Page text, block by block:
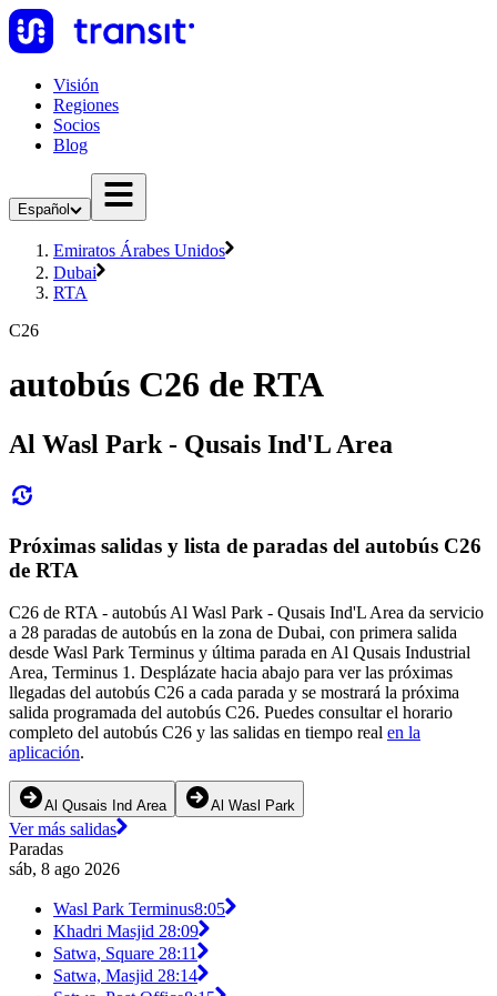
Visión
Regiones
Socios
Blog
Español
Emiratos Árabes Unidos
Dubai
RTA
C26
autobús C26 de RTA
Al Wasl Park - Qusais Ind'L Area
Próximas salidas y lista de paradas del autobús C26
de RTA
C26 de RTA - autobús Al Wasl Park - Qusais Ind'L Area da servicio
a 28 paradas de autobús en la zona de Dubai, con primera salida
desde Wasl Park Terminus y última parada en Al Qusais Industrial
Area, Terminus 1. Desplázate hacia abajo para ver las próximas
llegadas del autobús C26 a cada parada y se mostrará la próxima
salida programada del autobús C26. Puedes consultar el horario
completo del autobús C26 y las salidas en tiempo real en la
aplicación.
Al Qusais Ind Area Al Wasl Park
Ver más salidas
Paradas
sáb, 8 ago 2026
Wasl Park Terminus8:05
Khadri Masjid 28:09
Satwa, Square 28:11
Satwa, Masjid 28:14